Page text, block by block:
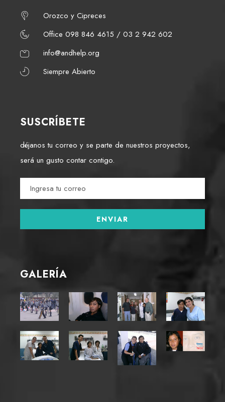
Orozco y Cipreces
Office 098 846 4615 / 03 2 942 602
info@andhelp.org
Siempre Abierto
SUSCRÍBETE
déjanos tu correo y se parte de nuestros proyectos,
será un gusto contar contigo.
GALERÍA